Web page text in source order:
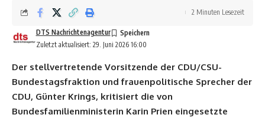
Zuletzt aktualisiert: 29. Juni 2026 16:00
DTS Nachrichtenagentur
2 Minuten Lesezeit
Der stellvertretende Vorsitzende der CDU/CSU-
Bundestagsfraktion und frauenpolitische Sprecher der
CDU, Günter Krings, kritisiert die von
Bundesfamilienministerin Karin Prien eingesetzte